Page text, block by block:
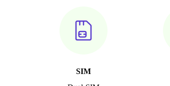
SIM